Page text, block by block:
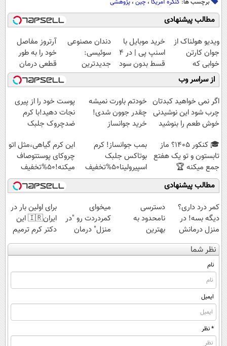
برچسب ها: کنگره آمریکا ، چین ، پژوهشی
مطالب پیشنهادی
ویدیو هولناک از
جوان کارتن
خوابی که
میلیاردر شد.
آموزش رایگان
خرید موبایل با
اسنپ پی | در ۴
قسط بدون سود
و کارمزد!
دندان مصنوعی
سوئیسی:
جدیدترین
فناوری اروپا،
سبک و مقاوم |
پرداخت قسطی
آرتروز مفاصل
خود را به طور
قطعی درمان
کنید!
◗پرسش‌نامه◖
از سراسر وب
اگر نمی خواهید کبدتان
چرب شود این نوشیدنی
خوش طعم را بنوشید
خودتم باورت نمیشه
چقدر جوون شدی!
خرید جوانساز
ویژه
پوست خود را از پیری
نجات دهید!با کرم
ضدچروک جلبک
🎓 کنکور ۱۴۰5؟ ماز
تابستون و تو یک هفتع
جمع میکنه 🏆
بمب جوانساز! کرم
بوتاکس جلبک
اسپیرولینا50%تخفیف
این کرم گیاهی،مثل اتو
چروکای پوستتوصاف
میکنه!50%تخفیف
مطالب پیشنهادی
کمر درد داری؟
دیگه بسه! در
منزل درمانش
کن
(◀پرسش‌نامه)
دسترسی
نامحدود به
بهترین
آموزش‌ها تا روز
کنکور
میخوای
کمردردت رو "در
منزل" درمان
کنی؟ (◂فیلم +
◂پرسش‌نامه)
برای اولین بار در
ایران🇮🇷 این
دکتر کرم ترمیم
کننده 23 روزه
ساخت!
نظر شما
نام
ایمیل
* نظر